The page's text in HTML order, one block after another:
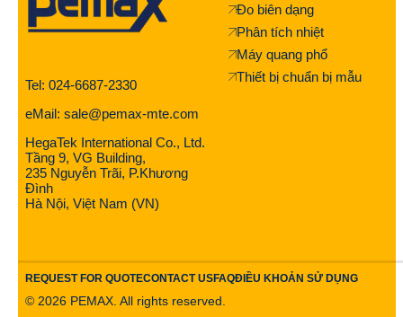
Tel: 024-6687-2330
eMail: sale@pemax-mte.com
HegaTek International Co., Ltd.
Tầng 9, VG Building,
235 Nguyễn Trãi, P.Khương
Đình
Hà Nội, Việt Nam (VN)
Đo biên dạng
Phân tích nhiệt
Máy quang phổ
Thiết bị chuẩn bị mẫu
REQUEST FOR QUOTECONTACT USFAQĐIỀU KHOẢN SỬ DỤNG
© 2026 PEMAX. All rights reserved.